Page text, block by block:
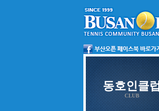
동호인클럽
CLUB